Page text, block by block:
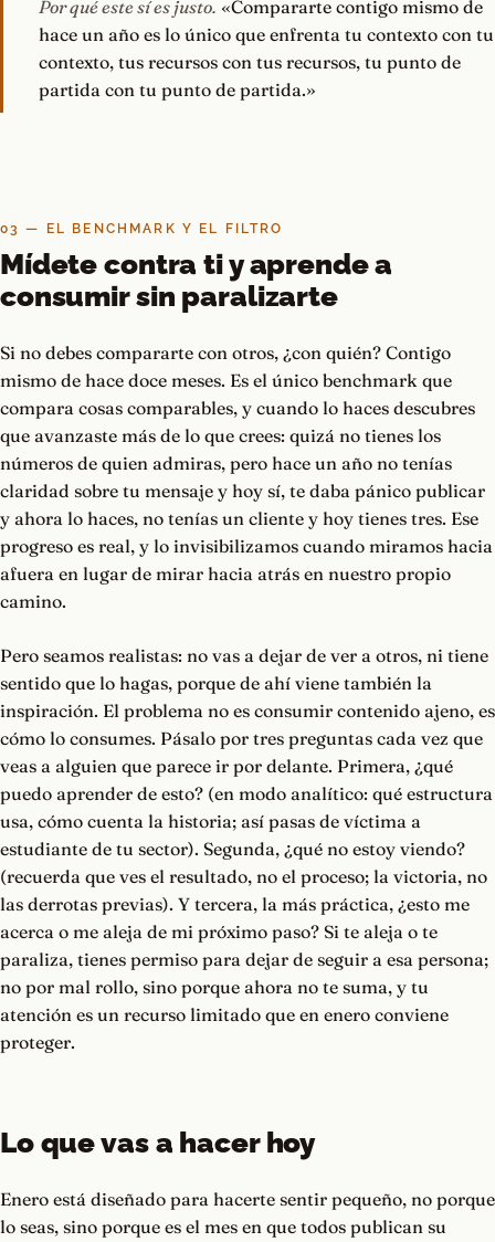
Por qué este sí es justo. «Compararte contigo mismo de
hace un año es lo único que enfrenta tu contexto con tu
contexto, tus recursos con tus recursos, tu punto de
partida con tu punto de partida.»
03 — EL BENCHMARK Y EL FILTRO
Mídete contra ti y aprende a
consumir sin paralizarte
Si no debes compararte con otros, ¿con quién? Contigo
mismo de hace doce meses. Es el único benchmark que
compara cosas comparables, y cuando lo haces descubres
que avanzaste más de lo que crees: quizá no tienes los
números de quien admiras, pero hace un año no tenías
claridad sobre tu mensaje y hoy sí, te daba pánico publicar
y ahora lo haces, no tenías un cliente y hoy tienes tres. Ese
progreso es real, y lo invisibilizamos cuando miramos hacia
afuera en lugar de mirar hacia atrás en nuestro propio
camino.
Pero seamos realistas: no vas a dejar de ver a otros, ni tiene
sentido que lo hagas, porque de ahí viene también la
inspiración. El problema no es consumir contenido ajeno, es
cómo lo consumes. Pásalo por tres preguntas cada vez que
veas a alguien que parece ir por delante. Primera, ¿qué
puedo aprender de esto? (en modo analítico: qué estructura
usa, cómo cuenta la historia; así pasas de víctima a
estudiante de tu sector). Segunda, ¿qué no estoy viendo?
(recuerda que ves el resultado, no el proceso; la victoria, no
las derrotas previas). Y tercera, la más práctica, ¿esto me
acerca o me aleja de mi próximo paso? Si te aleja o te
paraliza, tienes permiso para dejar de seguir a esa persona;
no por mal rollo, sino porque ahora no te suma, y tu
atención es un recurso limitado que en enero conviene
proteger.
Lo que vas a hacer hoy
Enero está diseñado para hacerte sentir pequeño, no porque
lo seas, sino porque es el mes en que todos publican su